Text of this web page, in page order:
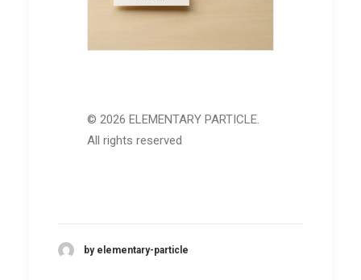
© 2026 ELEMENTARY PARTICLE.
All rights reserved
by elementary-particle